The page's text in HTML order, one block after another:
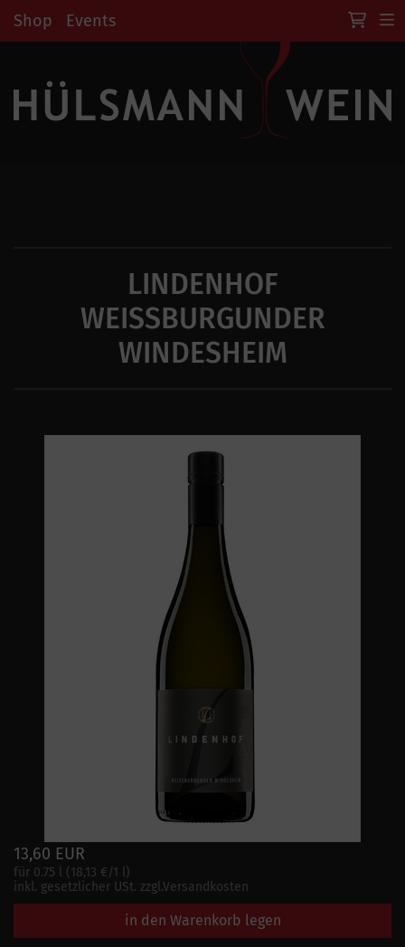
Shop Events
LINDENHOF
WEISSBURGUNDER
WINDESHEIM
13,60 EUR
für 0.75 l (18,13 €/1 l)
inkl. gesetzlicher USt. zzgl.Versandkosten
in den Warenkorb legen